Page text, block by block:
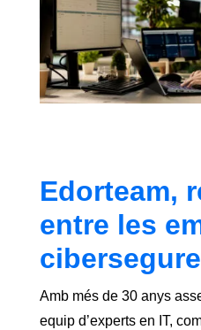
Edorteam,
entre les
Amb més de 30 anys
equip d’experts en IT,